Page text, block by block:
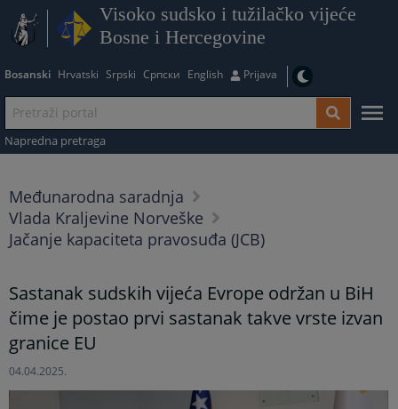
Visoko sudsko i tužilačko vijeće
Bosne i Hercegovine
Bosanski Hrvatski Srpski Српски English Prijava
Napredna pretraga
Međunarodna saradnja
Vlada Kraljevine Norveške
Jačanje kapaciteta pravosuđa (JCB)
Sastanak sudskih vijeća Evrope održan u BiH
čime je postao prvi sastanak takve vrste izvan
granice EU
04.04.2025.